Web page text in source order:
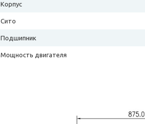
Корпус
Сито
Подшипник
Мощность двигателя